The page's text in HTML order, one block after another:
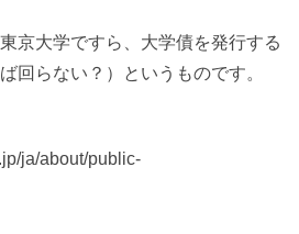
京大学ですら、大学債を発行する
回らない？）というものです。
ja/about/public-